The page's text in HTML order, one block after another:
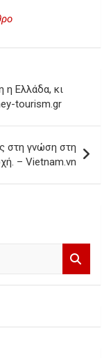
η Ελλάδα, κι
tourism.gr
στη γνώση στη
– Vietnam.vn